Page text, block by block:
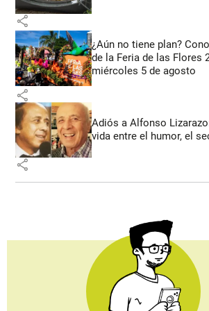
share
¿Aún no tiene plan?
de la Feria de las Flores
miércoles 5 de agosto
share
Adiós a Alfonso
vida entre el humor, el
share